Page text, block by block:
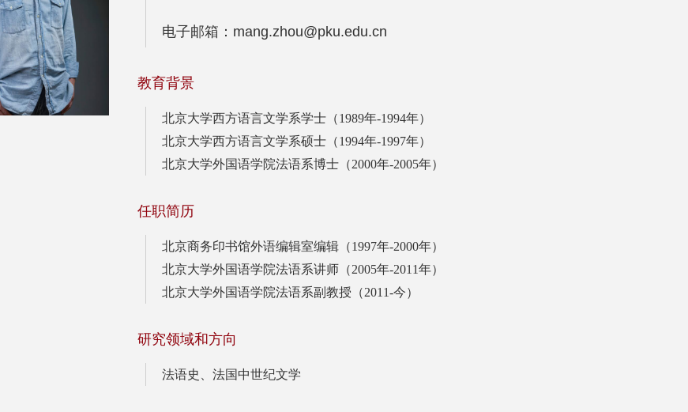
电子邮箱：mang.zhou@pku.edu.cn
教育背景
北京大学西方语言文学系学士（1989年-1994年）
北京大学西方语言文学系硕士（1994年-1997年）
北京大学外国语学院法语系博士（2000年-2005年）
任职简历
北京商务印书馆外语编辑室编辑（1997年-2000年）
北京大学外国语学院法语系讲师（2005年-2011年）
北京大学外国语学院法语系副教授（2011-今）
研究领域和方向
法语史、 法国中世纪文学